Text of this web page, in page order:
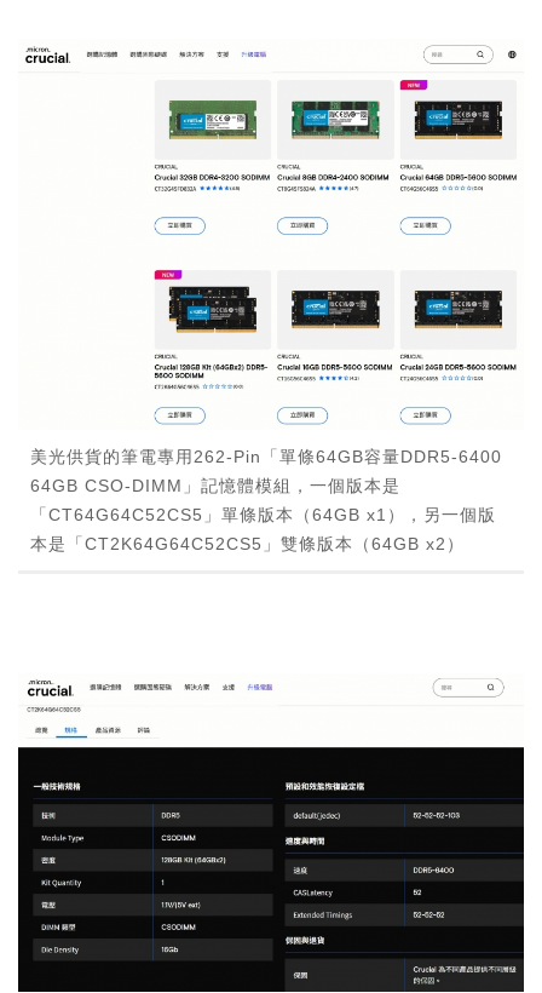
美光供貨的筆電專用262-Pin「單條64GB容量DDR5-6400
64GB CSO-DIMM」記憶體模組，一個版本是
「CT64G64C52CS5」單條版本（64GB x1），另一個版
本是「CT2K64G64C52CS5」雙條版本（64GB x2）